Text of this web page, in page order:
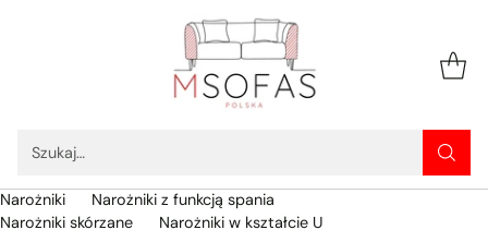
Szukaj…
Narożniki
Narożniki z funkcją spania
Narożniki skórzane
Narożniki w kształcie U